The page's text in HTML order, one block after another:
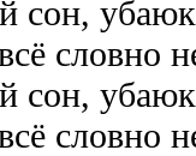
сон,
словно
сон,
словно